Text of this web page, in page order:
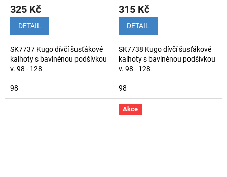
325 Kč
DETAIL
SK7737 Kugo dívčí šusťákové
kalhoty s bavlněnou podšívkou
v. 98 - 128
98
315 Kč
DETAIL
SK7738 Kugo dívčí šusťákové
kalhoty s bavlněnou podšívkou
v. 98 - 128
98
Akce